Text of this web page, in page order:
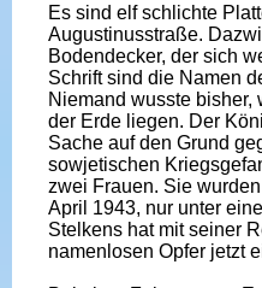
Es sind elf schlichte
Augustinusstraße.
Bodendecker, der sich
Schrift sind die Namen
Niemand wusste bisher,
der Erde liegen. Der
Sache auf den Grund
sowjetischen
zwei Frauen. Sie
April 1943, nur unter
Stelkens hat mit seiner
namenlosen Opfer jetzt